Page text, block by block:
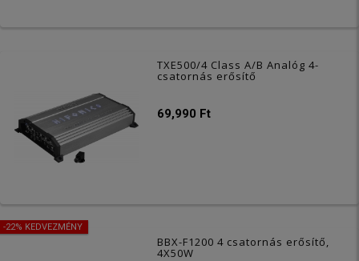
TXE500/4 Class A/B Analóg 4-
csatornás erősítő
69,990 Ft
-22% KEDVEZMÉNY
BBX-F1200 4 csatornás erősítő,
4X50W